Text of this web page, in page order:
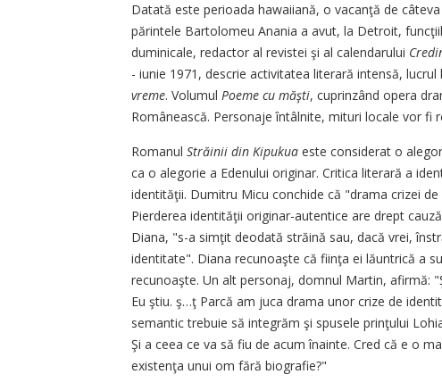
Datată este perioada hawaiiană, o vacanţă de
părintele Bartolomeu Anania a avut, la Detroit,
duminicale, redactor al revistei şi al calendarului
- iunie 1971, descrie activitatea literară intensă, lucrul
vreme. Volumul Poeme cu măşti, cuprinzând opera
Românească. Personaje întâlnite, mituri locale vor fi
Romanul Străinii din Kipukua este considerat o
ca o alegorie a Edenului originar. Critica literară a
identităţii. Dumitru Micu conchide că "drama crizei
Pierderea identităţii originar-autentice are drept
Diana, "s-a simţit deodată străină sau, dacă vrei,
identitate". Diana recunoaşte că fiinţa ei lăuntrică a
recunoaşte. Un alt personaj, domnul Martin, afirmă:
Eu ştiu. ş…ţ Parcă am juca drama unor crize de
semantic trebuie să integrăm şi spusele prinţului
Şi a ceea ce va să fiu de acum înainte. Cred că e o
existenţa unui om fără biografie?"